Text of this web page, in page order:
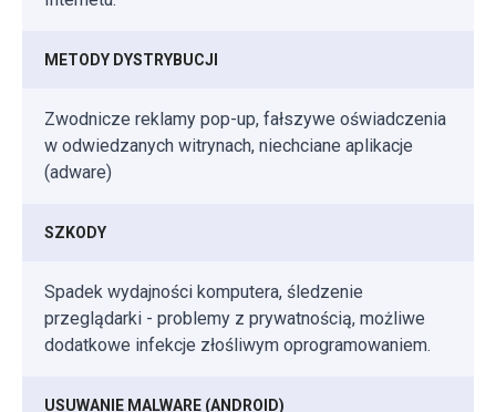
METODY DYSTRYBUCJI
Zwodnicze reklamy pop-up, fałszywe oświadczenia
w odwiedzanych witrynach, niechciane aplikacje
(adware)
SZKODY
Spadek wydajności komputera, śledzenie
przeglądarki - problemy z prywatnością, możliwe
dodatkowe infekcje złośliwym oprogramowaniem.
USUWANIE MALWARE (ANDROID)